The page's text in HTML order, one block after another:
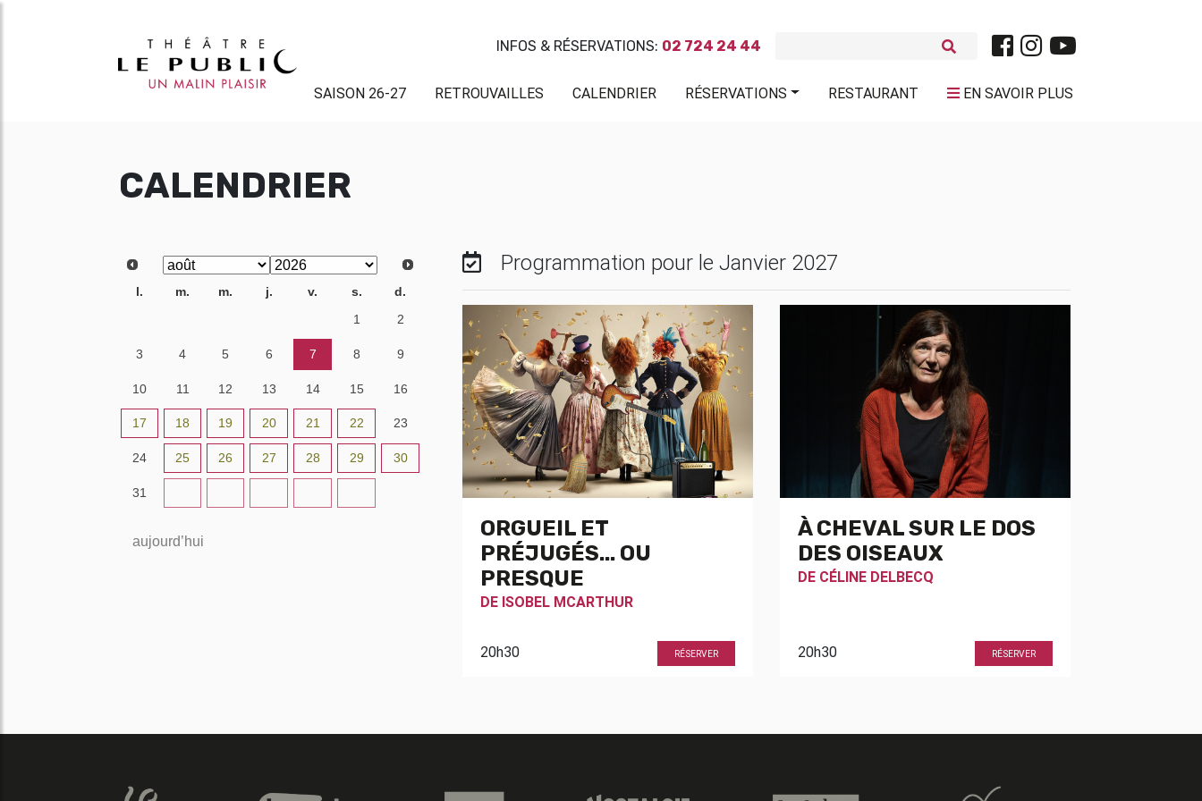
INFOS & RÉSERVATIONS: 02 724 24 44
SAISON 26-27 RETROUVAILLES CALENDRIER RÉSERVATIONS RESTAURANT EN SAVOIR PLUS
CALENDRIER
l. m. m. j. v. s.
d.
1 2
3 4 5 6 7 8 9
10 11 12 13 14 15 16
17 18 19 20 21 22 23
24 25 26 27 28 29 30
31
aujourd’hui
Programmation pour le Janvier 2027
ORGUEIL ET
PRÉJUGÉS... OU
PRESQUE
DE ISOBEL MCARTHUR
20h30 RÉSERVER
À CHEVAL SUR LE DOS
DES OISEAUX
DE CÉLINE DELBECQ
20h30 RÉSERVER